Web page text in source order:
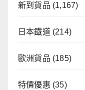
新到貨品 (1,167)
日本鐡道(214)
歐洲貨品 (185)
特價優惠 (35)